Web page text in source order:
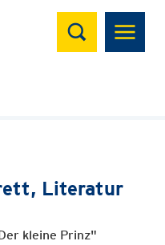
Suchen
Literatur
kleine Prinz"